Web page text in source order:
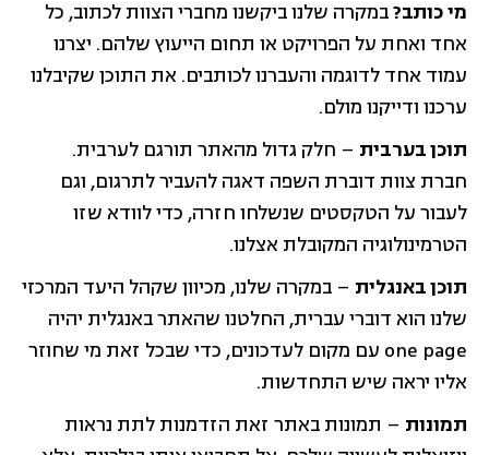
מי כותב?במקרה שלנו ביקשנו מחברי הצוות לכתוב, כל
אחד ואחת על הפרויקט או תחום הייעוץ שלהם. יצרנו
עמוד אחד לדוגמה והעברנו לכותבים. את התוכן שקיבלנו
ערכנו ודייקנו מולם.
תוכן בערבית – חלק גדול מהאתר תורגם לערבית.
חברת צוות דוברת השפה דאגה להעביר לתרגום, וגם
לעבור על הטקסטים שנשלחו חזרה, כדי לוודא שזו
הטרמינולוגיה המקובלת אצלנו.
תוכן באנגלית – במקרה שלנו, מכיוון שקהל היעד המרכזי
שלנו הוא דוברי עברית, החלטנו שהאתר באנגלית יהיה
one page עם מקום לעדכונים, כדי שבכל זאת מי שחוזר
אליו יראה שיש התחדשות.
תמונות – תמונות באתר זאת הזדמנות לתת נראות